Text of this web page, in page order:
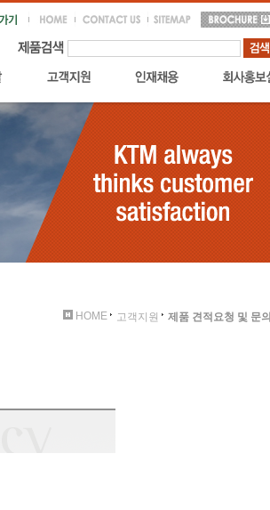
HOME 고객지원 제품 견적요청 및 문의